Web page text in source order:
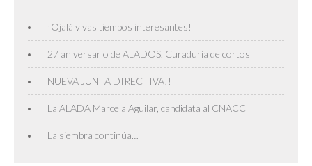
¡Ojalá vivas tiempos interesantes!
27 aniversario de ALADOS. Curaduría de cortos
NUEVA JUNTA DIRECTIVA!!
La ALADA Marcela Aguilar, candidata al CNACC
La siembra continúa…